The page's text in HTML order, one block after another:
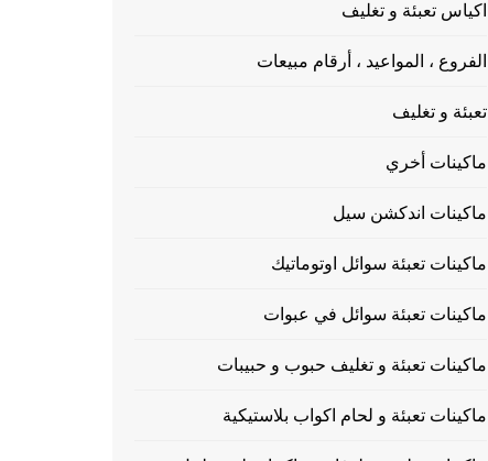
اكياس تعبئة و تغليف
الفروع ، المواعيد ، أرقام مبيعات
تعبئة و تغليف
ماكينات أخري
ماكينات اندكشن سيل
ماكينات تعبئة سوائل اوتوماتيك
ماكينات تعبئة سوائل في عبوات
ماكينات تعبئة و تغليف حبوب و حبيبات
ماكينات تعبئة و لحام اكواب بلاستيكية